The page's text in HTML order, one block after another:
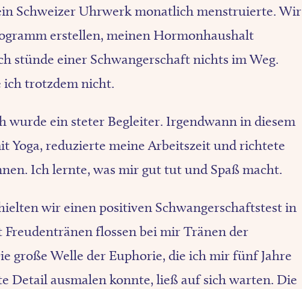
Schweizer Uhrwerk monatlich menstruierte. Wir
erstellen, meinen Hormonhaushalt
stünde einer Schwangerschaft nichts im Weg.
ich trotzdem nicht.
wurde ein steter Begleiter. Irgendwann in diesem
Yoga, reduzierte meine Arbeitszeit und richtete
Ich lernte, was mir gut tut und Spaß macht.
wir einen positiven Schwangerschaftstest in
Freudentränen flossen bei mir Tränen der
große Welle der Euphorie, die ich mir fünf Jahre
Detail ausmalen konnte, ließ auf sich warten. Die